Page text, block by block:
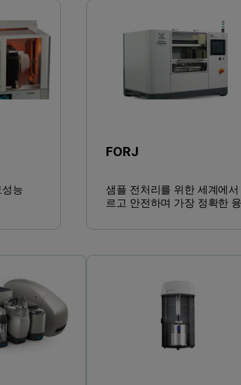
능
FORJ
샘플 전처리를 위한 세계에서
르고 안전하며 가장 정확한 융